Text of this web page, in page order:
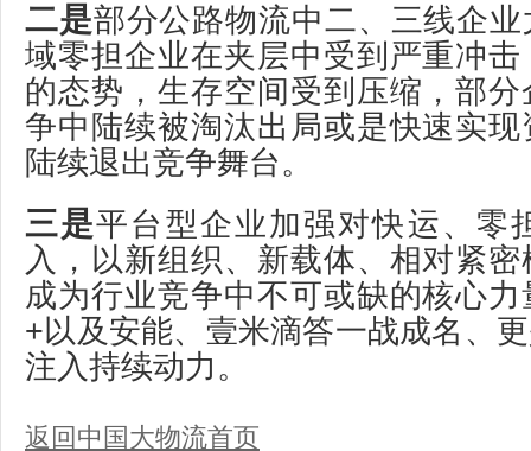
二是部分公路物流中二、三线企
域零担企业在夹层中受到严重冲
的态势，生存空间受到压缩，部
争中陆续被淘汰出局或是快速实
陆续退出竞争舞台。
三是平台型企业加强对快运、零
入，以新组织、新载体、相对紧
成为行业竞争中不可或缺的核心
+以及安能、壹米滴答一战成名、
注入持续动力。
返回中国大物流首页